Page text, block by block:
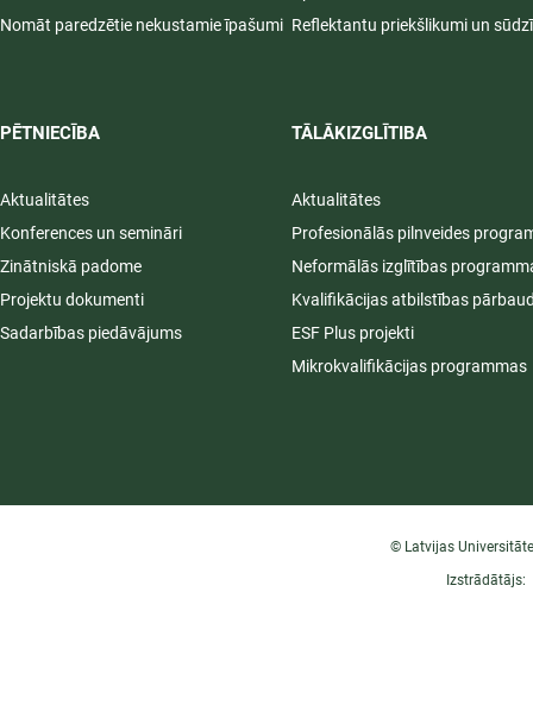
Nomāt paredzētie nekustamie īpašumi
PĒTNIECĪBA
Aktualitātes
Konferences un semināri
Zinātniskā padome
Projektu dokumenti
Sadarbības piedāvājums
Reflektantu priekšlikumi un
TĀLĀKIZGLĪTIBA
Aktualitātes
Profesionālās pilnveides
Neformālās izglītības
Kvalifikācijas atbilstības
ESF Plus projekti
Mikrokvalifikācijas programmas
© Latvijas
Izstrādātājs: